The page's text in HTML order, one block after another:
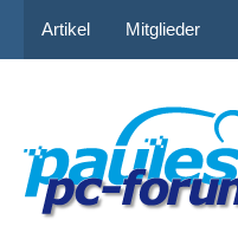
Artikel Mitglieder